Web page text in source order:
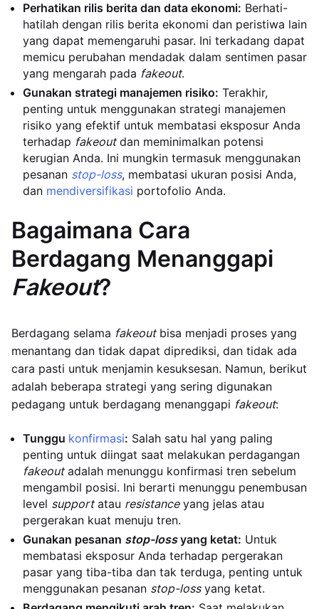
Perhatikan rilis berita dan data ekonomi: Berhati-
hatilah dengan rilis berita ekonomi dan peristiwa lain
yang dapat memengaruhi pasar. Ini terkadang dapat
memicu perubahan mendadak dalam sentimen pasar
yang mengarah pada fakeout.
Gunakan strategi manajemen risiko: Terakhir,
penting untuk menggunakan strategi manajemen
risiko yang efektif untuk membatasi eksposur Anda
terhadap fakeoutdan meminimalkan potensi
kerugian Anda. Ini mungkin termasuk menggunakan
pesanan stop-loss, membatasi ukuran posisi Anda,
dan mendiversifikasi portofolio Anda.
Bagaimana Cara
Berdagang Menanggapi
Fakeout?
Berdagang selama fakeoutbisa menjadi proses yang
menantang dan tidak dapat diprediksi, dan tidak ada
cara pasti untuk menjamin kesuksesan. Namun, berikut
adalah beberapa strategi yang sering digunakan
pedagang untuk berdagang menanggapi fakeout:
Tunggu konfirmasi: Salah satu hal yang paling
penting untuk diingat saat melakukan perdagangan
fakeoutadalah menunggu konfirmasi tren sebelum
mengambil posisi. Ini berarti menunggu penembusan
level supportatau resistanceyang jelas atau
pergerakan kuat menuju tren.
Gunakan pesanan stop-lossyang ketat: Untuk
membatasi eksposur Anda terhadap pergerakan
pasar yang tiba-tiba dan tak terduga, penting untuk
menggunakan pesanan stop-lossyang ketat.